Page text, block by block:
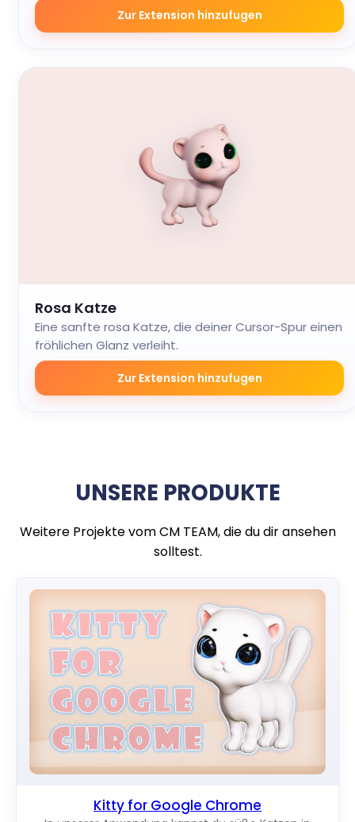
Zur Extension hinzufugen
Rosa Katze
Eine sanfte rosa Katze, die deiner Cursor-Spur einen
fröhlichen Glanz verleiht.
Zur Extension hinzufugen
UNSERE PRODUKTE
Weitere Projekte vom CM TEAM, die du dir ansehen
solltest.
Kitty for Google Chrome